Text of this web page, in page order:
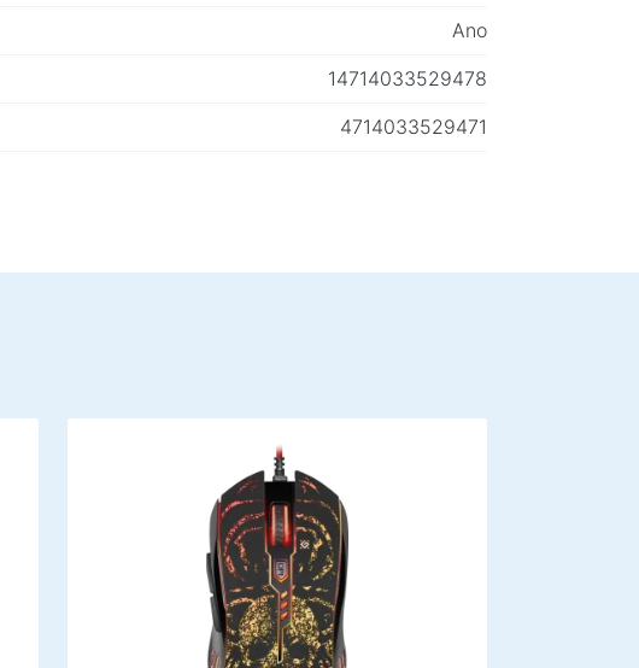
Ano
14714033529478
4714033529471